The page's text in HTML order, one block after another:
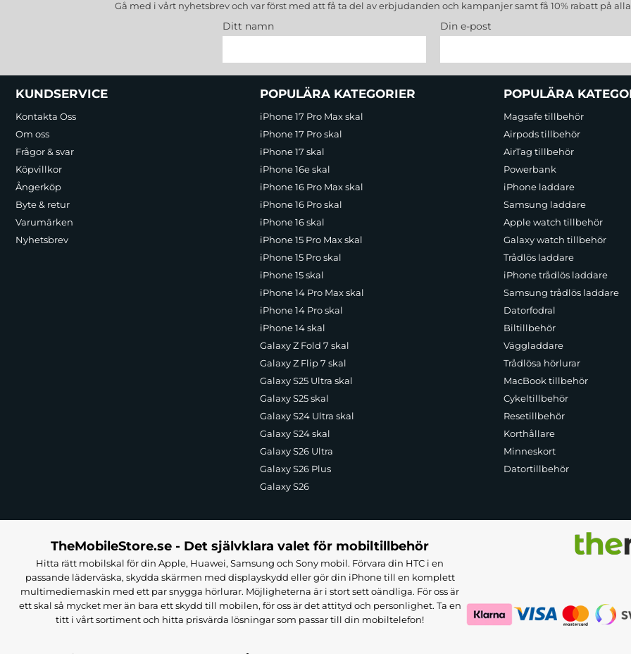
Gå med i vårt nyhetsbrev och var först med att få ta del av erbjudanden och kampanjer samt få 10% rabatt på alla
Ditt namn Din e-post
Sidfot Blandad info och länkar
KUNDSERVICE
Kontakta Oss
Om oss
Frågor & svar
Köpvillkor
Ångerköp
Byte & retur
Varumärken
Nyhetsbrev
POPULÄRA KATEGORIER
iPhone 17 Pro Max skal
iPhone 17 Pro skal
iPhone 17 skal
iPhone 16e skal
iPhone 16 Pro Max skal
iPhone 16 Pro skal
iPhone 16 skal
iPhone 15 Pro Max skal
iPhone 15 Pro skal
iPhone 15 skal
iPhone 14 Pro Max skal
iPhone 14 Pro skal
iPhone 14 skal
Galaxy Z Fold 7 skal
Galaxy Z Flip 7 skal
Galaxy S25 Ultra skal
Galaxy S25 skal
Galaxy S24 Ultra skal
Galaxy S24 skal
Galaxy S26 Ultra
Galaxy S26 Plus
Galaxy S26
POPULÄRA
Magsafe tillbehör
Airpods tillbehör
AirTag tillbehör
Powerbank
iPhone laddare
Samsung laddare
Apple watch tillbehör
Galaxy watch tillbehör
Trådlös laddare
iPhone trådlös laddare
Samsung trådlös laddare
Datorfodral
Biltillbehör
Väggladdare
Trådlösa hörlurar
MacBook tillbehör
Cykeltillbehör
Resetillbehör
Korthållare
Minneskort
Datortillbehör
TheMobileStore.se - Det självklara valet för mobiltillbehör
Hitta rätt mobilskal för din Apple, Huawei, Samsung och Sony mobil. Förvara din HTC i en
passande läderväska, skydda skärmen med displayskydd eller gör din iPhone till en komplett
multimediemaskin med ett par snygga hörlurar. Möjligheterna är i stort sett oändliga. För oss är
ett skal så mycket mer än bara ett skydd till mobilen, för oss är det attityd och personlighet. Ta en
titt i vårt sortiment och hitta prisvärda lösningar som passar till din mobiltelefon!